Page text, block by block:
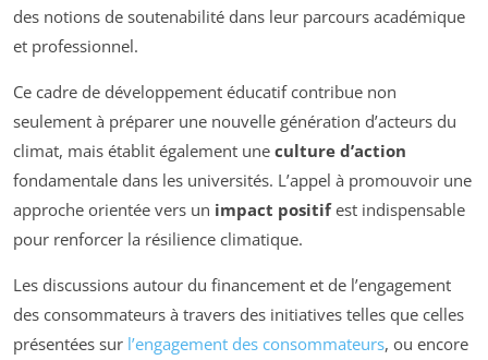
des notions de soutenabilité dans leur parcours académique
et professionnel.
Ce cadre de développement éducatif contribue non
seulement à préparer une nouvelle génération d’acteurs du
climat, mais établit également une culture d’action
fondamentale dans les universités. L’appel à promouvoir une
approche orientée vers un impact positifest indispensable
pour renforcer la résilience climatique.
Les discussions autour du financement et de l’engagement
des consommateurs à travers des initiatives telles que celles
présentées sur l’engagement des consommateurs, ou encore